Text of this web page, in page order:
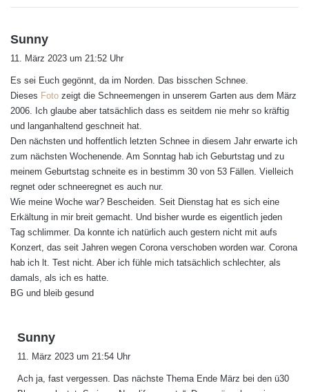
Sunny
t
:
11. März 2023 um 21:52 Uhr
Es sei Euch gegönnt, da im Norden. Das bisschen Schnee.
Dieses Foto zeigt die Schneemengen in unserem Garten aus dem März
2006. Ich glaube aber tatsächlich dass es seitdem nie mehr so kräftig
und langanhaltend geschneit hat.
Den nächsten und hoffentlich letzten Schnee in diesem Jahr erwarte ich
zum nächsten Wochenende. Am Sonntag hab ich Geburtstag und zu
meinem Geburtstag schneite es in bestimm 30 von 53 Fällen. Vielleich
regnet oder schneeregnet es auch nur.
Wie meine Woche war? Bescheiden. Seit Dienstag hat es sich eine
Erkältung in mir breit gemacht. Und bisher wurde es eigentlich jeden
Tag schlimmer. Da konnte ich natürlich auch gestern nicht mit aufs
Konzert, das seit Jahren wegen Corona verschoben worden war. Corona
hab ich lt. Test nicht. Aber ich fühle mich tatsächlich schlechter, als
damals, als ich es hatte.
BG und bleib gesund
Sunny
t
11. März 2023 um 21:54 Uhr
Ach ja, fast vergessen. Das nächste Thema Ende März bei den ü30